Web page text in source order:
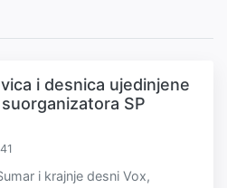
i desnica ujedinjene
SP
i krajnje desni Vox,